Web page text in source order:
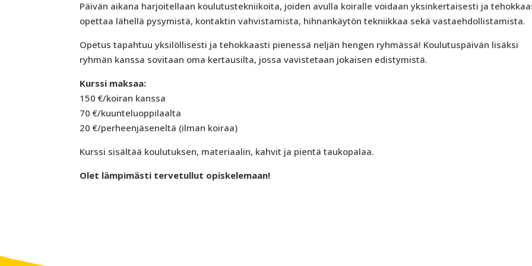
Päivän aikana harjoitellaan koulutustekniikoita, joiden avulla koiralle voidaan yksinkertaisesti ja
opettaa lähellä pysymistä, kontaktin vahvistamista, hihnankäytön tekniikkaa sekä vastaehdollistamista.
Opetus tapahtuu yksilöllisesti ja tehokkaasti pienessä neljän hengen ryhmässä! Koulutuspäivän lisäksi
ryhmän kanssa sovitaan oma kertausilta, jossa vavistetaan jokaisen edistymistä.
Kurssi maksaa:
150 €/koiran kanssa
70 €/kuunteluoppilaalta
20 €/perheenjäseneltä (ilman koiraa)
Kurssi sisältää koulutuksen, materiaalin, kahvit ja pientä taukopalaa.
Olet lämpimästi tervetullut opiskelemaan!